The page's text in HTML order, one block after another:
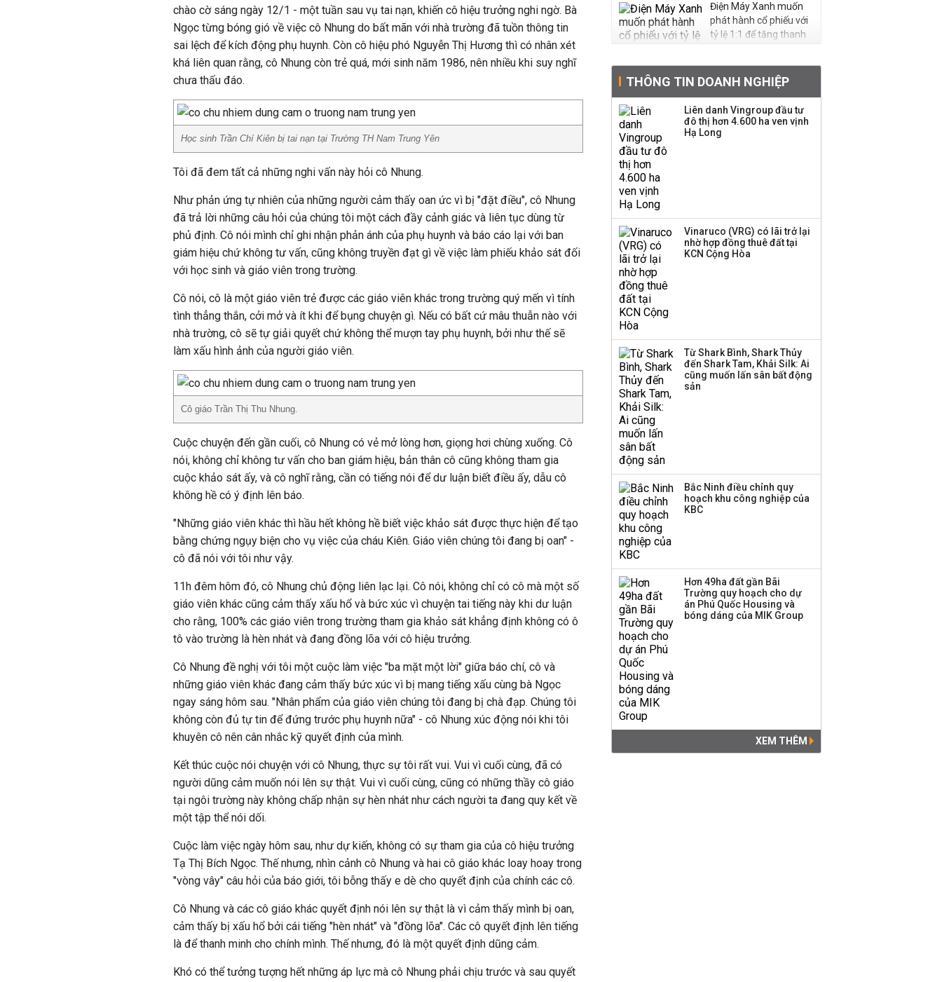
chào cờ sáng ngày 12/1 - một tuần sau vụ tai nạn, khiến cô hiệu trưởng nghi ngờ. Bà
Ngọc từng bóng gió về việc cô Nhung do bất mãn với nhà trường đã tuồn thông tin
sai lệch để kích động phụ huynh. Còn cô hiệu phó Nguyễn Thị Hương thì có nhân xét
khá liên quan rằng, cô Nhung còn trẻ quá, mới sinh năm 1986, nên nhiều khi suy nghĩ
chưa thấu đáo.
Học sinh Trần Chí Kiên bị tai nạn tại Trường TH Nam Trung Yên
Tôi đã đem tất cả những nghi vấn này hỏi cô Nhung.
Như phản ứng tự nhiên của những người cảm thấy oan ức vì bị "đặt điều", cô Nhung
đã trả lời những câu hỏi của chúng tôi một cách đầy cảnh giác và liên tục dùng từ
phủ định. Cô nói mình chỉ ghi nhận phản ánh của phụ huynh và báo cáo lại với ban
giám hiệu chứ không tư vấn, cũng không truyền đạt gì về việc làm phiếu khảo sát đối
với học sinh và giáo viên trong trường.
Cô nói, cô là một giáo viên trẻ được các giáo viên khác trong trường quý mến vì tính
tình thẳng thắn, cởi mở và ít khi để bụng chuyện gì. Nếu có bất cứ mâu thuẫn nào với
nhà trường, cô sẽ tự giải quyết chứ không thể mượn tay phụ huynh, bởi như thế sẽ
làm xấu hình ảnh của người giáo viên.
Cô giáo Trần Thị Thu Nhung.
Cuộc chuyện đến gần cuối, cô Nhung có vẻ mở lòng hơn, giọng hơi chùng xuống. Cô
nói, không chỉ không tư vấn cho ban giám hiệu, bản thân cô cũng không tham gia
cuộc khảo sát ấy, và cô nghĩ rằng, cần có tiếng nói để dư luận biết điều ấy, dẫu cô
không hề có ý định lên báo.
"Những giáo viên khác thì hầu hết không hề biết việc khảo sát được thực hiện để tạo
bằng chứng ngụy biện cho vụ việc của cháu Kiên. Giáo viên chúng tôi đang bị oan" -
cô đã nói với tôi như vậy.
11h đêm hôm đó, cô Nhung chủ động liên lạc lại. Cô nói, không chỉ có cô mà một số
giáo viên khác cũng cảm thấy xấu hổ và bức xúc vì chuyện tai tiếng này khi dư luận
cho rằng, 100% các giáo viên trong trường tham gia khảo sát khẳng định không có ô
tô vào trường là hèn nhát và đang đồng lõa với cô hiệu trưởng.
Cô Nhung đề nghị với tôi một cuộc làm việc "ba mặt một lời" giữa báo chí, cô và
những giáo viên khác đang cảm thấy bức xúc vì bị mang tiếng xấu cùng bà Ngọc
ngay sáng hôm sau. "Nhân phẩm của giáo viên chúng tôi đang bị chà đạp. Chúng tôi
không còn đủ tự tin để đứng trước phụ huynh nữa" - cô Nhung xúc động nói khi tôi
khuyên cô nên cân nhắc kỹ quyết định của mình.
Kết thúc cuộc nói chuyện với cô Nhung, thực sự tôi rất vui. Vui vì cuối cùng, đã có
người dũng cảm muốn nói lên sự thật. Vui vì cuối cùng, cũng có những thầy cô giáo
tại ngôi trường này không chấp nhận sự hèn nhát như cách người ta đang quy kết về
một tập thể nói dối.
Cuộc làm việc ngày hôm sau, như dự kiến, không có sự tham gia của cô hiệu trưởng
Tạ Thị Bích Ngọc. Thế nhưng, nhìn cảnh cô Nhung và hai cô giáo khác loay hoay trong
"vòng vây" câu hỏi của báo giới, tôi bỗng thấy e dè cho quyết định của chính các cô.
Cô Nhung và các cô giáo khác quyết định nói lên sự thật là vì cảm thấy mình bị oan,
cảm thấy bị xấu hổ bởi cái tiếng "hèn nhát" và "đồng lõa". Các cô quyết định lên tiếng
là để thanh minh cho chính mình. Thế nhưng, đó là một quyết định dũng cảm.
Khó có thể tưởng tượng hết những áp lực mà cô Nhung phải chịu trước và sau quyết
Điện Máy Xanh muốn
phát hành cổ phiếu với
tỷ lệ 1:1 để tăng thanh
Sau nhịp điều chỉnh
mạnh, CTCK nhìn thấy
cơ hội ở nhóm cổ phiếu
nào?
hàng
TOP 10 ngân hàng lãi
Công ty 100 tỷ của
Huấn Hoa Hồng bỗng
dưng ‘biến mất’, một
THÔNG TIN DOANH NGHIỆP
Liên danh Vingroup đầu tư
đô thị hơn 4.600 ha ven vịnh
Hạ Long
Vinaruco (VRG) có lãi trở lại
nhờ hợp đồng thuê đất tại
KCN Cộng Hòa
Từ Shark Bình, Shark Thủy
đến Shark Tam, Khải Silk: Ai
cũng muốn lấn sân bất động
sản
Bắc Ninh điều chỉnh quy
hoạch khu công nghiệp của
KBC
Hơn 49ha đất gần Bãi
Trường quy hoạch cho dự
án Phú Quốc Housing và
bóng dáng của MIK Group
XEM THÊM